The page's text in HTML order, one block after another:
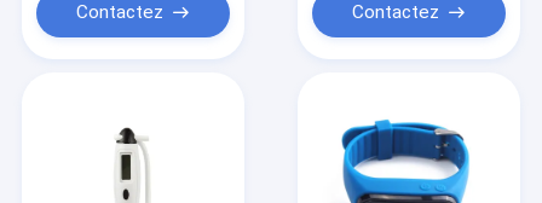
Contactez Contactez